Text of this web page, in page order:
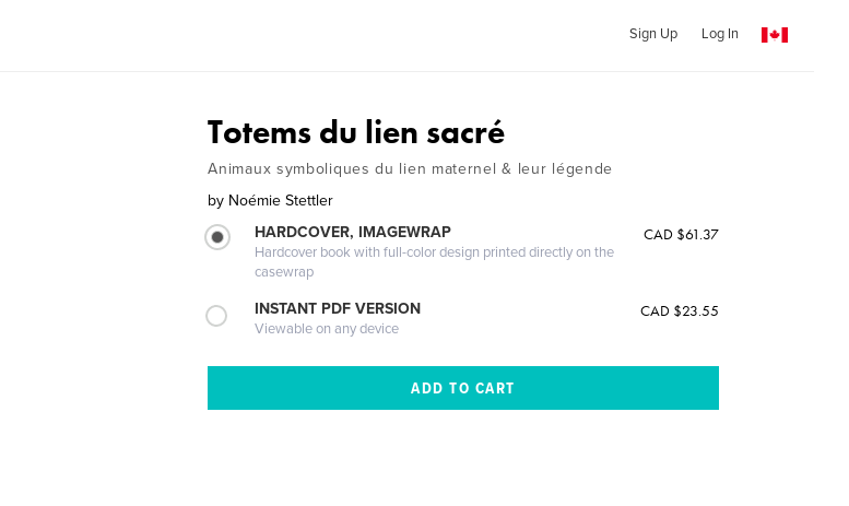
Sign Up Log In
Totems du lien sacré
Animaux symboliques du lien maternel & leur légende
by Noémie Stettler
HARDCOVER, IMAGEWRAP
Hardcover book with full-color design printed directly on the
casewrap
CAD $61.37
INSTANT PDF VERSION
Viewable on any device
CAD $23.55